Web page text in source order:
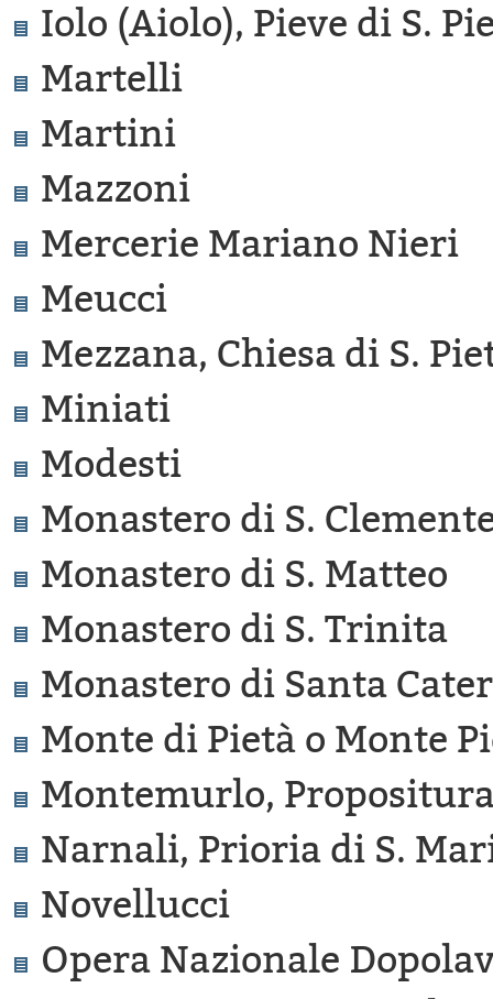
Iolo (Aiolo), Pieve di S.
Martelli
Martini
Mazzoni
Mercerie Mariano Nieri
Meucci
Mezzana, Chiesa di S.
Miniati
Modesti
Monastero di S.
Monastero di S. Matteo
Monastero di S. Trinita
Monastero di Santa
Monte di Pietà o Monte
Montemurlo,
Narnali, Prioria di S.
Novellucci
Opera Nazionale